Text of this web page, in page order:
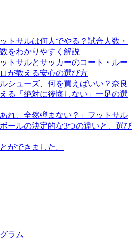
トサルは何人でやる？試合人数・
をわかりやすく解説
トサルとサッカーのコート・ルー
が教える安心の選び方
シューズ、何を買えばいい？奈良
る「絶対に後悔しない」一足の選
れ、全然弾まない？」フットサル
ールの決定的な3つの違いと、選び
ができました。
ラム